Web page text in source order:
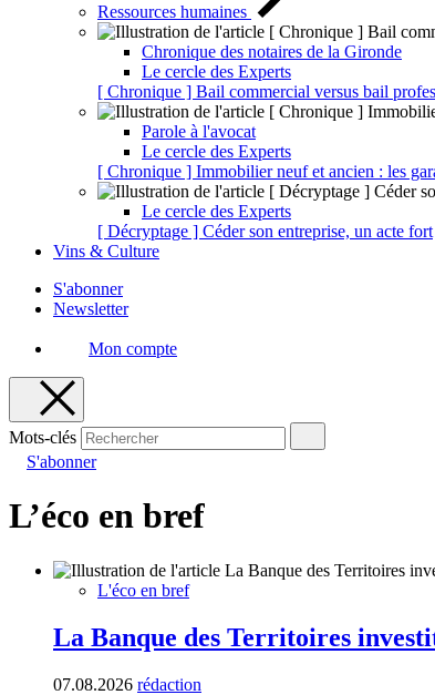
Ressources humaines
Chronique des notaires de la Gironde
Le cercle des Experts
[ Chronique ] Bail commercial versus bail
Parole à l'avocat
Le cercle des Experts
[ Chronique ] Immobilier neuf et ancien : les
Le cercle des Experts
[ Décryptage ] Céder son entreprise, un acte fort
Vins & Culture
S'abonner
Newsletter
Mon compte
Mots-clés
S'abonner
L’éco en bref
L'éco en bref
La Banque des Territoires
07.08.2026 rédaction